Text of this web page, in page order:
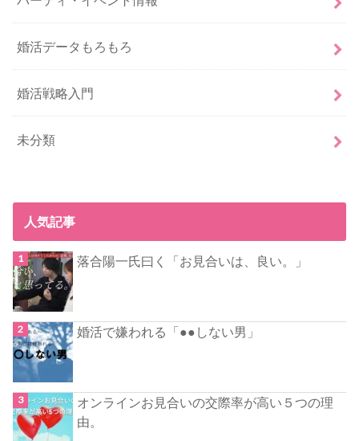
婚活データもろもろ
婚活戦略入門
未分類
人気記事
落合陽一氏曰く「お見合いは、良い。」
婚活で嫌われる「●●しない男」
オンラインお見合いの交際率が高い５つの理
由。